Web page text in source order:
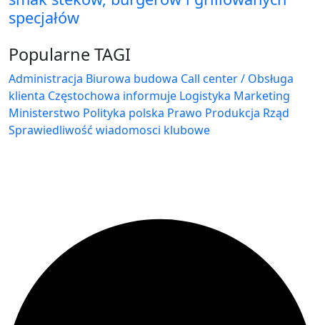
specjałów
Popularne TAGI
Administracja Biurowa budowa Call center / Obsługa
klienta Częstochowa informuje Logistyka Marketing
Ministerstwo Polityka polska Prawo Produkcja Rząd
Sprawiedliwość wiadomosci klubowe